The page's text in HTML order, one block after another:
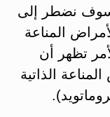
نضطر إلى
المناعة
تظهر أن
الذاتية